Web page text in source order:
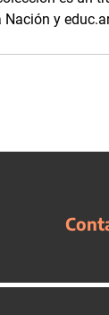
Nación y